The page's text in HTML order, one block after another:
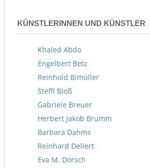
KÜNSTLERINNEN UND KÜNSTLER
Khaled Abdo
Engelbert Betz
Reinhold Bimüller
Steffi Bloß
Gabriele Breuer
Herbert Jakob Brumm
Barbara Dahms
Reinhard Dellert
Eva M. Dorsch